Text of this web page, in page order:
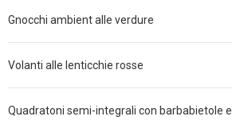
Gnocchi ambient alle verdure
Volanti alle lenticchie rosse
Quadratoni semi-integrali con barbabietole